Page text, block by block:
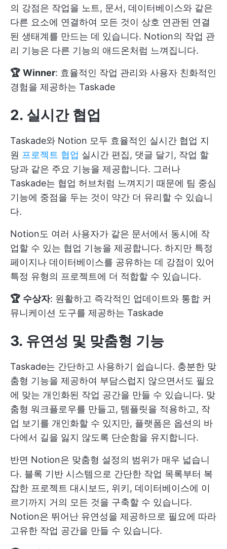
의 강점은 작업을 노트, 문서, 데이터베이스와 같은
다른 요소에 연결하여 모든 것이 상호 연관된 연결
된 생태계를 만드는 데 있습니다. Notion의 작업 관
리 기능은 다른 기능의 애드온처럼 느껴집니다.
🏆 Winner: 효율적인 작업 관리와 사용자 친화적인
경험을 제공하는 Taskade
2. 실시간 협업
Taskade와 Notion 모두 효율적인 실시간 협업 지
원 프로젝트 협업 실시간 편집, 댓글 달기, 작업 할
당과 같은 주요 기능을 제공합니다. 그러나
Taskade는 협업 허브처럼 느껴지기 때문에 팀 중심
기능에 중점을 두는 것이 약간 더 유리할 수 있습니
다.
Notion도 여러 사용자가 같은 문서에서 동시에 작
업할 수 있는 협업 기능을 제공합니다. 하지만 특정
페이지나 데이터베이스를 공유하는 데 강점이 있어
특정 유형의 프로젝트에 더 적합할 수 있습니다.
🏆 수상자: 원활하고 즉각적인 업데이트와 통합 커
뮤니케이션 도구를 제공하는 Taskade
3. 유연성 및 맞춤형 기능
Taskade는 간단하고 사용하기 쉽습니다. 충분한 맞
춤형 기능을 제공하여 부담스럽지 않으면서도 필요
에 맞는 개인화된 작업 공간을 만들 수 있습니다. 맞
춤형 워크플로우를 만들고, 템플릿을 적용하고, 작
업 보기를 개인화할 수 있지만, 플랫폼은 옵션의 바
다에서 길을 잃지 않도록 단순함을 유지합니다.
반면 Notion은 맞춤형 설정의 범위가 매우 넓습니
다. 블록 기반 시스템으로 간단한 작업 목록부터 복
잡한 프로젝트 대시보드, 위키, 데이터베이스에 이
르기까지 거의 모든 것을 구축할 수 있습니다.
Notion은 뛰어난 유연성을 제공하므로 필요에 따라
고유한 작업 공간을 만들 수 있습니다.